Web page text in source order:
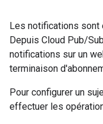
Les notifications sont
Depuis Cloud Pub/
notifications sur un
terminaison
Pour configurer un
effectuer les